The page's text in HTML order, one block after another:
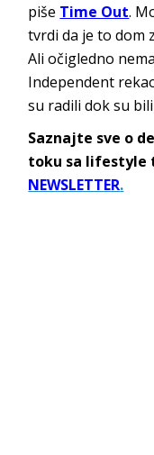
piše Time Out.
tvrdi da je to dom
Ali očigledno
Independent
su radili dok su
Saznajte sve o
toku sa lifestyle
NEWSLETTER.